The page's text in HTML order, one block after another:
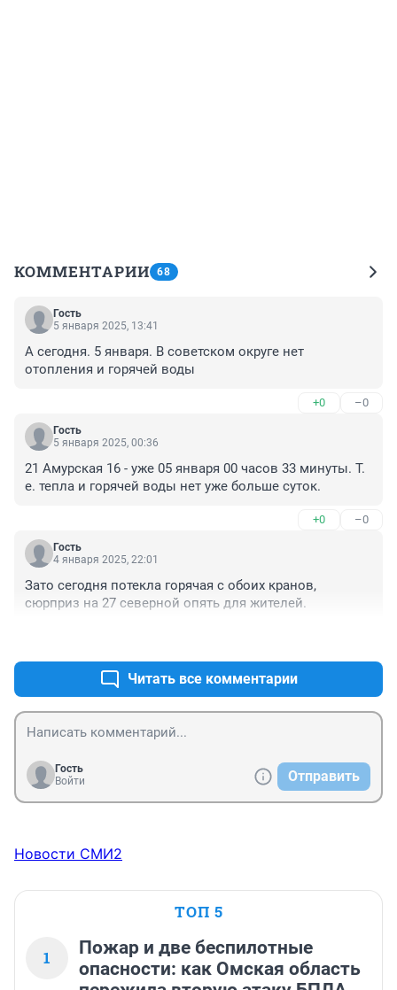
КОММЕНТАРИИ 68
Гость
5 января 2025, 13:41
А сегодня. 5 января. В советском округе нет
отопления и горячей воды
+0 –0
Гость
5 января 2025, 00:36
21 Амурская 16 - уже 05 января 00 часов 33 минуты. Т.
е. тепла и горячей воды нет уже больше суток.
+0 –0
Гость
4 января 2025, 22:01
Зато сегодня потекла горячая с обоих кранов,
сюрприз на 27 северной опять для жителей.
Читать все комментарии
Гость
Войти
Отправить
Новости СМИ2
ТОП 5
1
Пожар и две беспилотные
опасности: как Омская область